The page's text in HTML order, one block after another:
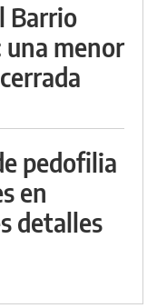
Barrio
menor
pedofilia
en
detalles